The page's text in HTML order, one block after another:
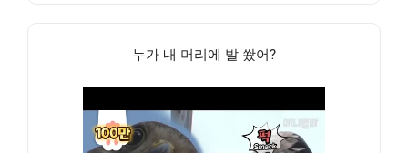
누가 내 머리에 발 쐈어?